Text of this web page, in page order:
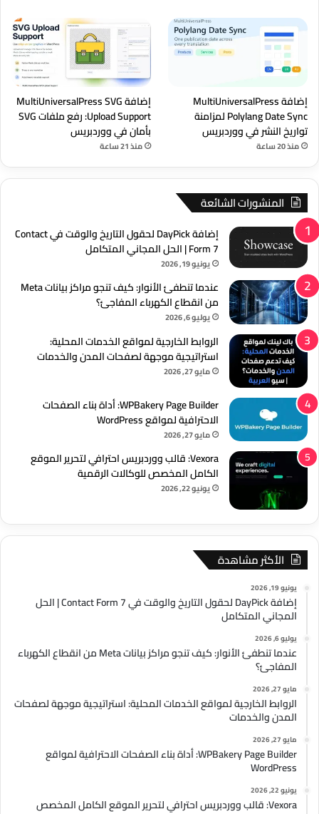
إضافة MultiUniversalPress
Polylang Date Sync لمزامنة
تواريخ النشر في ووردبريس
منذ 20 ساعة
إضافة MultiUniversalPress SVG
Upload Support: رفع ملفات SVG
بأمان في ووردبريس
منذ 21 ساعة
المنشورات الشائعة
إضافة DayPick لحقول التاريخ والوقت في Contact
Form 7 | الحل المجاني المتكامل
يونيو 19, 2026
عندما تنطفئ الأنوار: كيف تنجو مراكز بيانات Meta
من انقطاع الكهرباء المفاجئ؟
يوليو 6, 2026
الروابط الخارجية لمواقع الخدمات المحلية:
استراتيجية موجهة لصفحات المدن والخدمات
مايو 27, 2026
WPBakery Page Builder: أداة بناء الصفحات
الاحترافية لمواقع WordPress
مايو 27, 2026
Vexora: قالب ووردبريس احترافي لتحرير الموقع
الكامل المخصص للوكالات الرقمية
يونيو 22, 2026
الأكثر مشاهدة
يونيو 19, 2026
إضافة DayPick لحقول التاريخ والوقت في Contact Form 7 | الحل
المجاني المتكامل
يوليو 6, 2026
عندما تنطفئ الأنوار: كيف تنجو مراكز بيانات Meta من انقطاع الكهرباء
المفاجئ؟
مايو 27, 2026
الروابط الخارجية لمواقع الخدمات المحلية: استراتيجية موجهة لصفحات
المدن والخدمات
مايو 27, 2026
WPBakery Page Builder: أداة بناء الصفحات الاحترافية لمواقع
WordPress
يونيو 22, 2026
Vexora: قالب ووردبريس احترافي لتحرير الموقع الكامل المخصص